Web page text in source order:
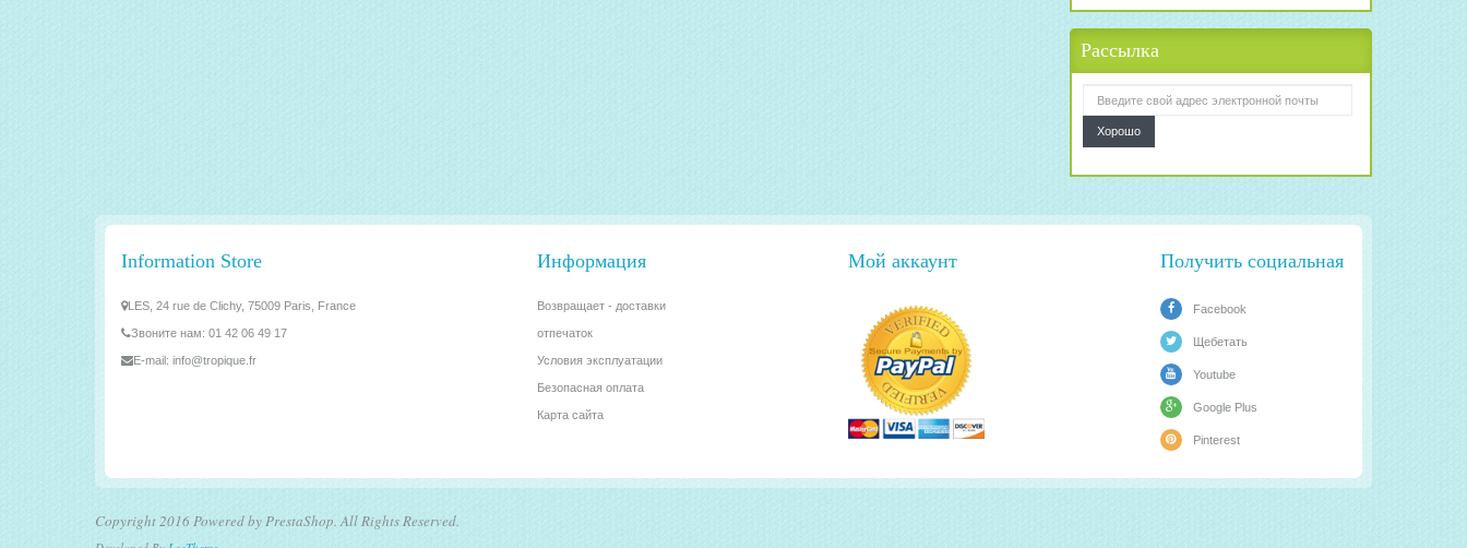
Рассылка
Хорошо
Information Store
LES, 24 rue de Clichy, 75009 Paris, France
Звоните нам: 01 42 06 49 17
E-mail: info@tropique.fr
Информация
Возвращает - доставки
отпечаток
Условия эксплуатации
Безопасная оплата
Карта сайта
Мой аккаунт Получить социальная
Facebook
Щебетать
Youtube
Google Plus
Pinterest
Copyright 2016 Powered by PrestaShop. All Rights Reserved.